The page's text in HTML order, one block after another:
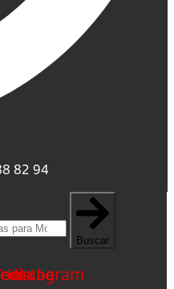
82 94
Buscar
Instagram